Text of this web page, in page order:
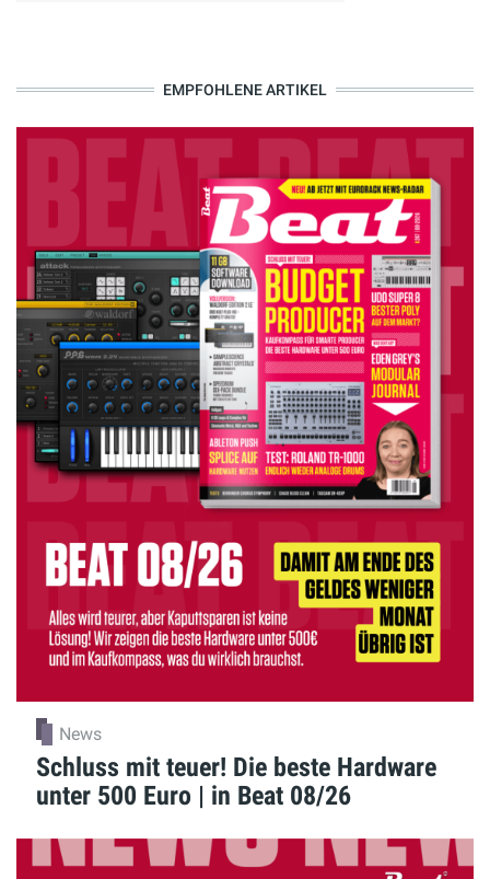
EMPFOHLENE ARTIKEL
News
Schluss mit teuer! Die beste Hardware
unter 500 Euro | in Beat 08/26